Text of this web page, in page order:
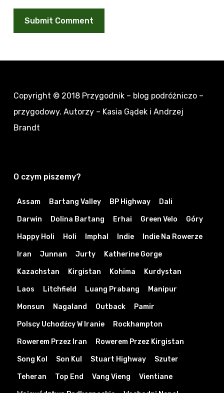
Copyright © 2018 Przygodnik – blog podróżniczo –
przygodowy. Autorzy – Kasia Gądek i Andrzej
Brandt
O czym piszemy?
Assam Bartang Valley BP Highway Dali
Darwin Dolina Bartang Erhai Green Velo Góry
Happy Holi Holi Imphal Indie Indie Na Rowerze
Iran Junnan Jurty Katherine Gorge
Kazachstan Kirgistan Kohima Kurdystan
Laos Litchfield Luang Prabang Manipur
Monsun Nagaland Outback Pamir
Polscy Uchodźcy W Iranie Rockhampton
Rowerem Przez Iran Rowerem Przez Kirgistan
Song Kol Son Kul Stuart Highway Szuter
Teheran Top End Vang Vieng Vientiane